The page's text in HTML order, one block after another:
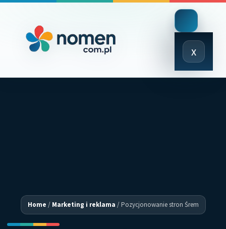
x
Close
Menu
Home / Marketing i reklama /Pozycjonowanie stron Śrem